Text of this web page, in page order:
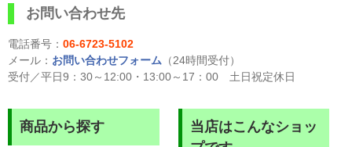
お問い合わせ先
電話番号： 06-6723-5102
メール： お問い合わせフォーム （24時間受付）
受付／平日9：30～12:00・13:00～17：00 土日祝定休日
商品から探す
当店はこんなショッ